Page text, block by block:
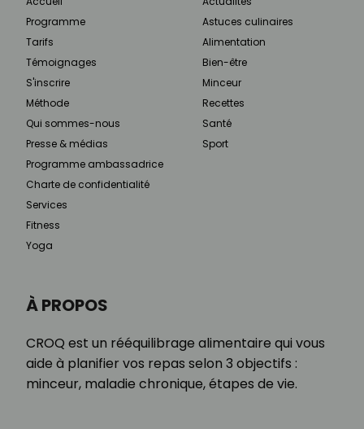
À PROPOS
CROQ est un rééquilibrage alimentaire qui vous
aide à planifier vos repas selon 3 objectifs :
minceur, maladie chronique, étapes de vie.
Programme
Tarifs
Témoignages
S'inscrire
Méthode
Qui sommes-nous
Presse & médias
Programme ambassadrice
Charte de confidentialité
Services
Fitness
Yoga
Astuces culinaires
Alimentation
Bien-être
Minceur
Recettes
Santé
Sport